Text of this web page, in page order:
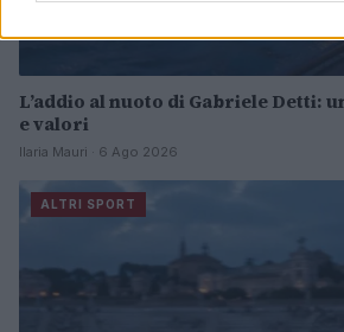
L’addio al nuoto di Gabriele Detti:
e valori
Ilaria Mauri · 6 Ago 2026
ALTRI SPORT